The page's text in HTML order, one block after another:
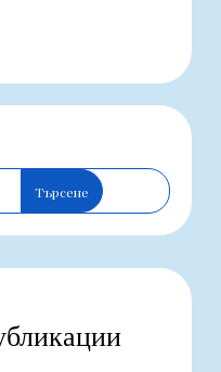
Търсене